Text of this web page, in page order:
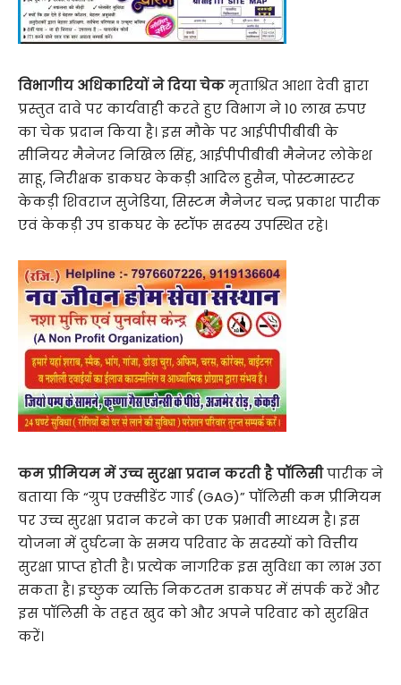
विभागीय अधिकारियों ने दिया चेकमृताश्रित आशा देवी द्वारा
प्रस्तुत दावे पर कार्यवाही करते हुए विभाग ने 10 लाख रुपए
का चेक प्रदान किया है। इस मौके पर आईपीपीबीबी के
सीनियर मैनेजर निखिल सिंह, आईपीपीबीबी मैनेजर लोकेश
साहू, निरीक्षक डाकघर केकड़ी आदिल हुसैन, पोस्टमास्टर
केकड़ी शिवराज सुजेडिया, सिस्टम मैनेजर चन्द्र प्रकाश पारीक
एवं केकड़ी उप डाकघर के स्टॉफ सदस्य उपस्थित रहे।
कम प्रीमियम में उच्च सुरक्षा प्रदान करती है पॉलिसीपारीक ने
बताया कि “ग्रुप एक्सीडेंट गार्ड (GAG)” पॉलिसी कम प्रीमियम
पर उच्च सुरक्षा प्रदान करने का एक प्रभावी माध्यम है। इस
योजना में दुर्घटना के समय परिवार के सदस्यों को वित्तीय
सुरक्षा प्राप्त होती है। प्रत्येक नागरिक इस सुविधा का लाभ उठा
सकता है। इच्छुक ​व्यक्ति निकटतम डाकघर में संपर्क करें और
इस पॉलिसी के तहत खुद को और अपने परिवार को सुरक्षित
करें।